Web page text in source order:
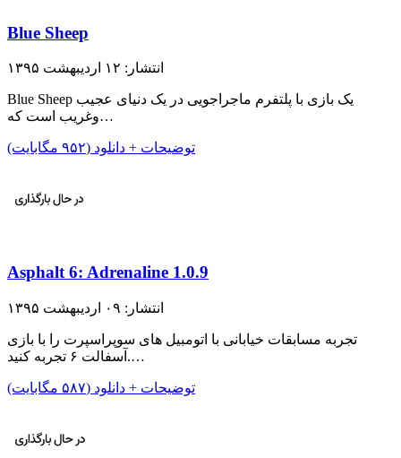
Blue Sheep
انتشار: ۱۲ اردیبهشت ۱۳۹۵
Blue Sheep یک بازی با پلتفرم ماجراجویی در یک دنیای عجیب
وغریب است که…
توضیحات + دانلود (۹۵۲ مگابایت)
Asphalt 6: Adrenaline 1.0.9
انتشار: ۰۹ اردیبهشت ۱۳۹۵
تجربه مسابقات خیابانی با اتومبیل های سوپراسپرت را با بازی
آسفالت ۶ تجربه کنید.…
توضیحات + دانلود (۵۸۷ مگابایت)